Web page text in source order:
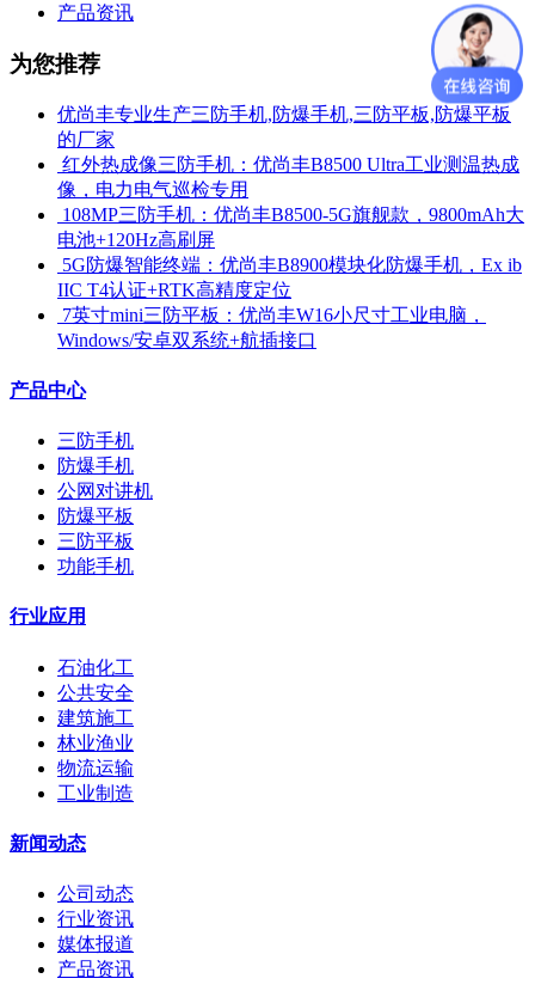
产品资讯
为您推荐
优尚丰专业生产三防手机,防爆手机,三防平板,防爆平板
的厂家
​ 红外热成像三防手机：优尚丰B8500 Ultra工业测温热成
像，电力电气巡检专用
​ 108MP三防手机：优尚丰B8500-5G旗舰款，9800mAh大
电池+120Hz高刷屏
​ 5G防爆智能终端：优尚丰B8900模块化防爆手机，Ex ib
IIC T4认证+RTK高精度定位
​ 7英寸mini三防平板：优尚丰W16小尺寸工业电脑，
Windows/安卓双系统+航插接口
产品中心
三防手机
防爆手机
公网对讲机
防爆平板
三防平板
功能手机
行业应用
石油化工
公共安全
建筑施工
林业渔业
物流运输
工业制造
新闻动态
公司动态
行业资讯
媒体报道
产品资讯